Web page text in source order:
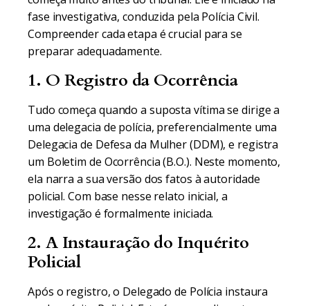
fase investigativa, conduzida pela Polícia Civil.
Compreender cada etapa é crucial para se
preparar adequadamente.
1. O Registro da Ocorrência
Tudo começa quando a suposta vítima se dirige a
uma delegacia de polícia, preferencialmente uma
Delegacia de Defesa da Mulher (DDM), e registra
um Boletim de Ocorrência (B.O.). Neste momento,
ela narra a sua versão dos fatos à autoridade
policial. Com base nesse relato inicial, a
investigação é formalmente iniciada.
2. A Instauração do Inquérito
Policial
Após o registro, o Delegado de Polícia instaura